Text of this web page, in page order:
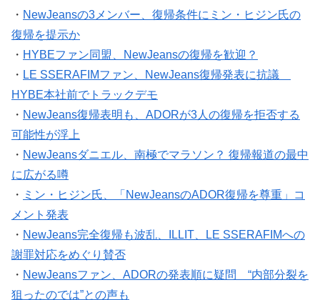
NewJeansの3メンバー、復帰条件にミン・ヒジン氏の
復帰を提示か
HYBEファン同盟、NewJeansの復帰を歓迎？
LE SSERAFIMファン、NewJeans復帰発表に抗議
HYBE本社前でトラックデモ
NewJeans復帰表明も、ADORが3人の復帰を拒否する
可能性が浮上
NewJeansダニエル、南極でマラソン？ 復帰報道の最中
に広がる噂
ミン・ヒジン氏、「NewJeansのADOR復帰を尊重」コ
メント発表
NewJeans完全復帰も波乱、ILLIT、LE SSERAFIMへの
謝罪対応をめぐり賛否
NewJeansファン、ADORの発表順に疑問 “内部分裂を
狙ったのでは”との声も